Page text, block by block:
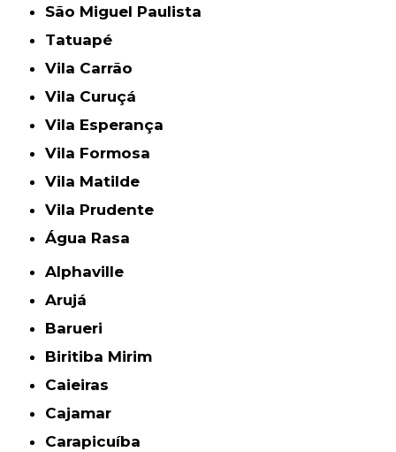
São Miguel Paulista
Tatuapé
Vila Carrão
Vila Curuçá
Vila Esperança
Vila Formosa
Vila Matilde
Vila Prudente
Água Rasa
Alphaville
Arujá
Barueri
Biritiba Mirim
Caieiras
Cajamar
Carapicuíba